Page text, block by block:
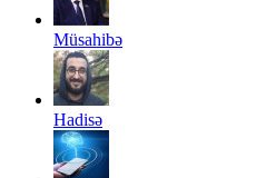
Müsahibə
Hadisə